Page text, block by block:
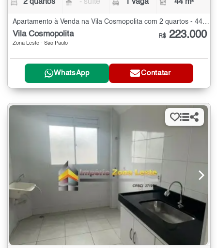
2 quartos - suíte 1 vaga 44 m²
Vila Cosmopolita
Zona Leste - São Paulo
R$ 223.000
WhatsApp Contatar